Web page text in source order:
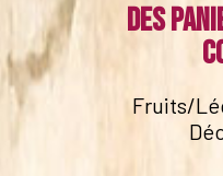
Des
Fruits/